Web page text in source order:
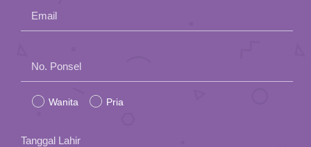
Email
leave
this
No. Ponsel
Wanita Pria
Tanggal Lahir